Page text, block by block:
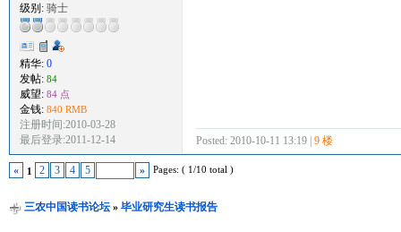
级别: 骑士
精华: 0
发帖: 84
威望: 84 点
金钱: 840 RMB
注册时间:2010-03-28
最后登录:2011-12-14
Posted: 2010-10-11 13:19 | 9 楼
« 1 2 3 4 5 » Pages: ( 1/10 total )
三农中国读书论坛» 毕业研究生读书报告